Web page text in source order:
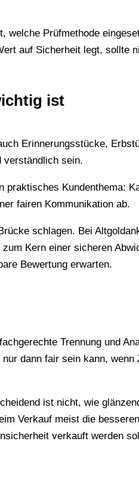
Prüfmethode
auf Sicherheit legt, sollte
ist
Erinnerungsstücke,
verständlich sein.
Kundenthema:
fairen Kommunikation ab.
schlagen. Bei
Kern einer sicheren
Bewertung erwarten.
Trennung und
dann fair sein kann,
ist nicht, wie
Verkauf meist die
verkauft werden